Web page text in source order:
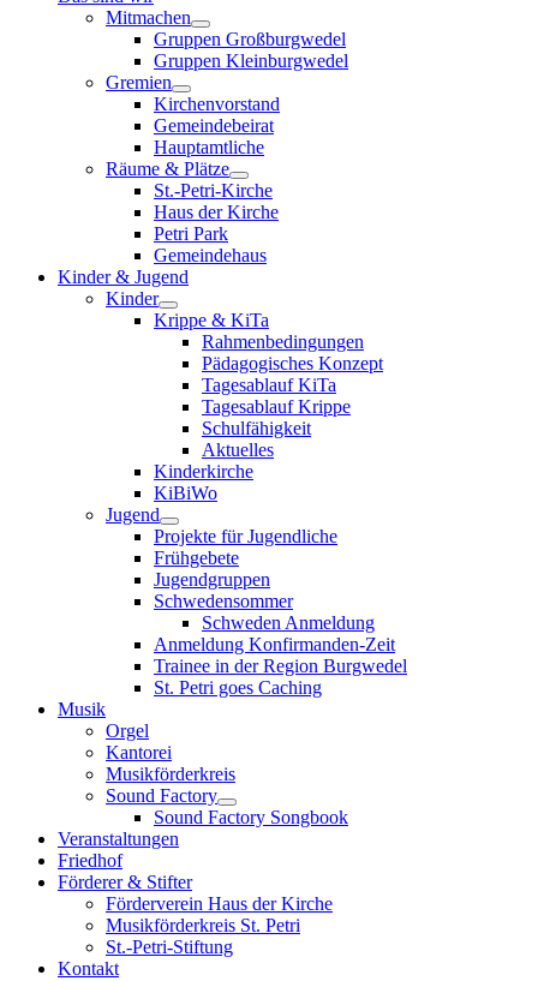
Mitmachen
Gruppen Großburgwedel
Gruppen Kleinburgwedel
Gremien
Kirchenvorstand
Gemeindebeirat
Hauptamtliche
Räume & Plätze
St.-Petri-Kirche
Haus der Kirche
Petri Park
Gemeindehaus
Kinder & Jugend
Kinder
Krippe & KiTa
Rahmenbedingungen
Pädagogisches Konzept
Tagesablauf KiTa
Tagesablauf Krippe
Schulfähigkeit
Aktuelles
Kinderkirche
KiBiWo
Jugend
Projekte für Jugendliche
Frühgebete
Jugendgruppen
Schwedensommer
Schweden Anmeldung
Anmeldung Konfirmanden-Zeit
Trainee in der Region Burgwedel
St. Petri goes Caching
Musik
Orgel
Kantorei
Musikförderkreis
Sound Factory
Sound Factory Songbook
Veranstaltungen
Friedhof
Förderer & Stifter
Förderverein Haus der Kirche
Musikförderkreis St. Petri
St.-Petri-Stiftung
Kontakt